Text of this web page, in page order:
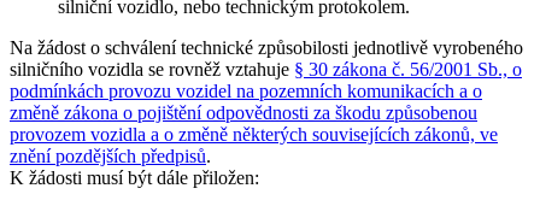
silniční vozidlo, nebo technickým protokolem.
Na žádost o schválení technické způsobilosti jednotlivě vyrobeného
silničního vozidla se rovněž vztahuje § 30 zákona č. 56/2001 Sb., o
podmínkách provozu vozidel na pozemních komunikacích a o
změně zákona o pojištění odpovědnosti za škodu způsobenou
provozem vozidla a o změně některých souvisejících zákonů, ve
znění pozdějších předpisů.
K žádosti musí být dále přiložen: